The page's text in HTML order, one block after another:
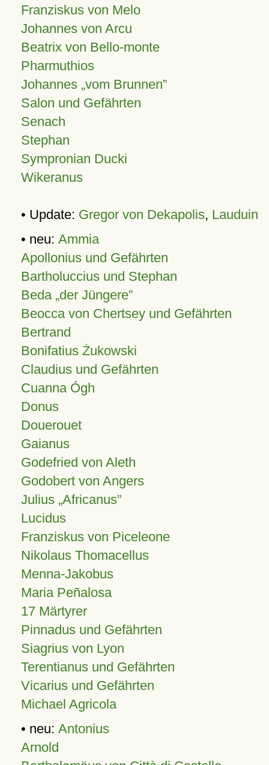
Franziskus von Melo
Johannes von Arcu
Beatrix von Bello-monte
Pharmuthios
Johannes vom Brunnen
Salon und Gefährten
Senach
Stephan
Sympronian Ducki
Wikeranus
• Update: Gregor von Dekapolis, Lauduin
• neu: Ammia
Apollonius und Gefährten
Bartholuccius und Stephan
Beda „der Jüngere”
Beocca von Chertsey und Gefährten
Bertrand
Bonifatius Żukowski
Claudius und Gefährten
Cuanna Ógh
Donus
Douerouet
Gaianus
Godefried von Aleth
Godobert von Angers
Julius Africanus
Lucidus
Franziskus von Piceleone
Nikolaus Thomacellus
Menna-Jakobus
Maria Peñalosa
17 Märtyrer
Pinnadus und Gefährten
Siagrius von Lyon
Terentianus und Gefährten
Vicarius und Gefährten
Michael Agricola
• neu: Antonius
Arnold